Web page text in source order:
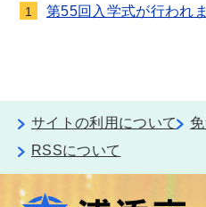
1 第55回入学式が行われま
サイトの利用について
RSSについて